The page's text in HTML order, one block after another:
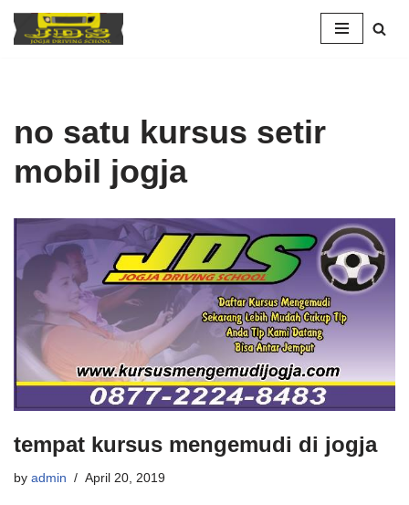
Skip
no satu kursus setir
mobil jogja
tempat kursus mengemudi di jogja
by admin April 20, 2019